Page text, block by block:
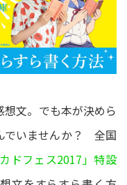
文。でも本が決めら
でいませんか？ 全国
カドフェス2017」特設